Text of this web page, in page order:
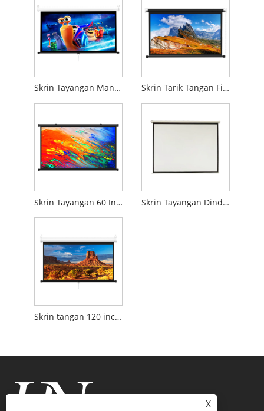
Skrin Tayangan Manual Skrin Tarik Tangan Filem Projektor Mudah Alih
Skrin Tayangan 60 Inci Dilekapkan Wal Skrin Tayangan Dinding Manual HD
Skrin tangan 120 inci 16:9, tergantung di dinding
X